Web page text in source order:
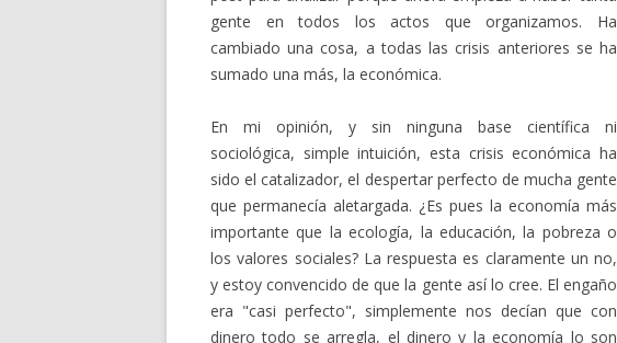
gente en todos los actos que organizamos. Ha
cambiado una cosa, a todas las crisis anteriores se ha
sumado una más, la económica.
En mi opinión, y sin ninguna base científica ni
sociológica, simple intuición, esta crisis económica ha
sido el catalizador, el despertar perfecto de mucha gente
que permanecía aletargada. ¿Es pues la economía más
importante que la ecología, la educación, la pobreza o
los valores sociales? La respuesta es claramente un no,
y estoy convencido de que la gente así lo cree. El engaño
era "casi perfecto", simplemente nos decían que con
dinero todo se arregla, el dinero y la economía lo son